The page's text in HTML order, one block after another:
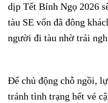
dịp Tết Bính Ngọ 2026
tàu SE vốn đã đông
người đi tàu nhờ trải
Để chủ động chỗ ngồi,
tránh tình trạng hết vé